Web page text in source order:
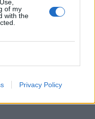
of my
with the
Privacy Policy
2012 m.
Mažiausi ligotumo
Rūdos, Molėtų
didžiausi -